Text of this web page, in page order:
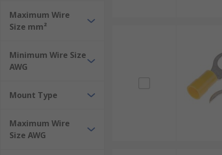
Maximum Wire
Size mm²
Minimum Wire Size
AWG
Mount Type
Maximum Wire
Size AWG